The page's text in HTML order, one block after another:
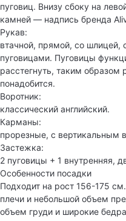
пуговиц. Внизу сбоку на
камней — надпись бренда
Рукав:
втачной, прямой, со
пуговицами. Пуговицы
расстегнуть, таким
понадобится.
Воротник:
классический английский.
Карманы:
прорезные, с вертикальным
Застежка:
2 пуговицы + 1 внутренняя,
Особенности посадки
Подходит на рост 156-175
плечи и небольшой объем
объем груди и широкие